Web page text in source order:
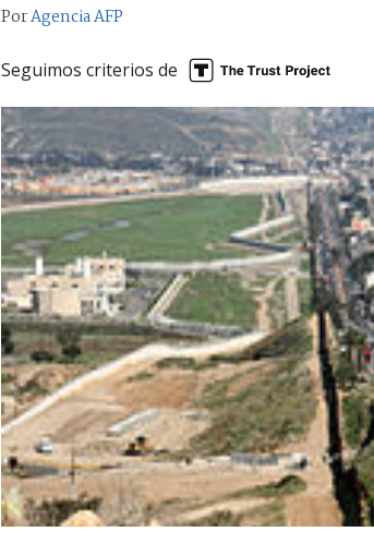
PorAgencia AFP
Seguimos criterios de